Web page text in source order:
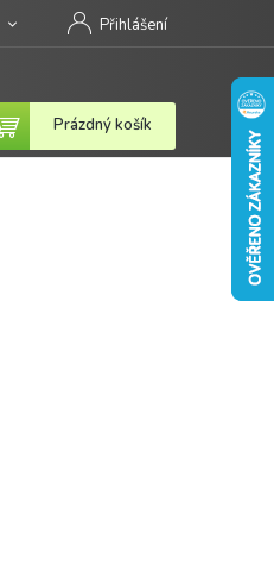
Přihlášení
Nákupní
košík
Prázdný košík